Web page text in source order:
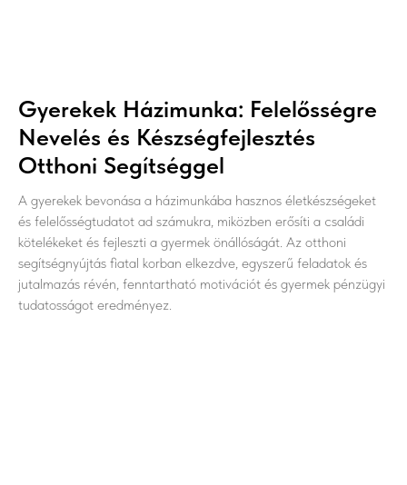
Gyerekek Házimunka: Felelősségre
Nevelés és Készségfejlesztés
Otthoni Segítséggel
A gyerekek bevonása a házimunkába hasznos életkészségeket
és felelősségtudatot ad számukra, miközben erősíti a családi
kötelékeket és fejleszti a gyermek önállóságát. Az otthoni
segítségnyújtás fiatal korban elkezdve, egyszerű feladatok és
jutalmazás révén, fenntartható motivációt és gyermek pénzügyi
tudatosságot eredményez.